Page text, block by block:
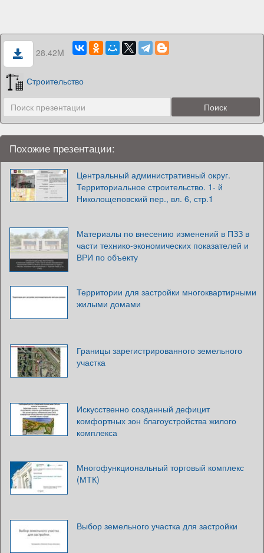
28.42M
Строительство
Похожие презентации:
Центральный административный округ.
Территориальное строительство. 1- й
Николощеповский пер., вл. 6, стр.1
Материалы по внесению изменений в ПЗЗ в
части технико-экономических показателей и
ВРИ по объекту
Территории для застройки многоквартирными
жилыми домами
Границы зарегистрированного земельного
участка
Искусственно созданный дефицит
комфортных зон благоустройства жилого
комплекса
Многофункциональный торговый комплекс
(МТК)
Выбор земельного участка для застройки